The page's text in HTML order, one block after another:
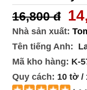
16,800 đ
Nhà sản xuất:
Tên tiếng Anh:
Mã kho hàng: K-
Quy cách: 10 tờ /